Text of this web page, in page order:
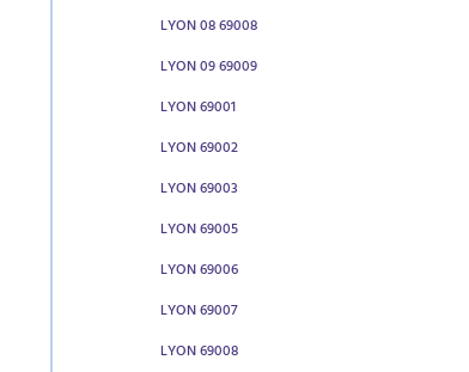
LYON 08 69008
LYON 09 69009
LYON 69001
LYON 69002
LYON 69003
LYON 69005
LYON 69006
LYON 69007
LYON 69008